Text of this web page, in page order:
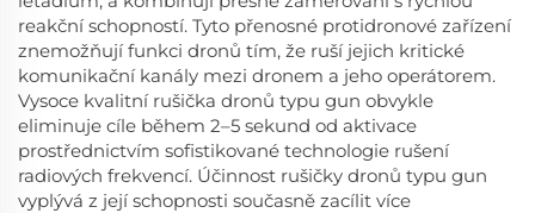
reakční schopností. Tyto přenosné protidronové zařízení
znemožňují funkci dronů tím, že ruší jejich kritické
komunikační kanály mezi dronem a jeho operátorem.
Vysoce kvalitní rušička dronů typu gun obvykle
eliminuje cíle během 2–5 sekund od aktivace
prostřednictvím sofistikované technologie rušení
radiových frekvencí. Účinnost rušičky dronů typu gun
vyplývá z její schopnosti současně zacílit více